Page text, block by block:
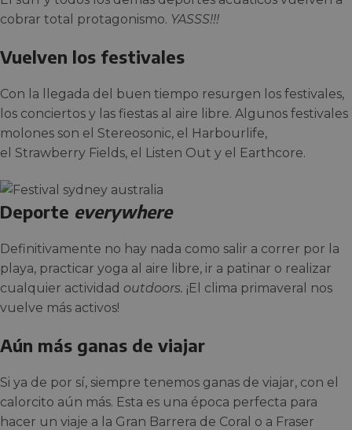
cobrar total protagonismo. YASSS!!!
Vuelven los festivales
Con la llegada del buen tiempo resurgen los festivales,
los conciertos y las fiestas al aire libre. Algunos festivales
molones son el Stereosonic, el Harbourlife,
el Strawberry Fields, el Listen Out y el Earthcore.
Deporte everywhere
Definitivamente no hay nada como salir a correr por la
playa, practicar yoga al aire libre, ir a patinar o realizar
cualquier actividad outdoors. ¡El clima primaveral nos
vuelve más activos!
Aún más ganas de viajar
Si ya de por sí, siempre tenemos ganas de viajar, con el
calorcito aún más. Esta es una época perfecta para
hacer un viaje a la Gran Barrera de Coral o a Fraser